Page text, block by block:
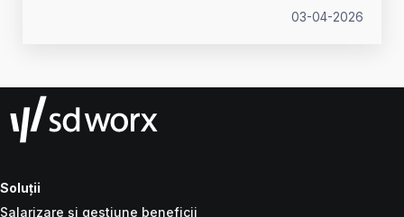
încadra cumva munca flexibilă într-un model exact nu
03-04-2026
Soluții
Salarizare și gestiune beneficii